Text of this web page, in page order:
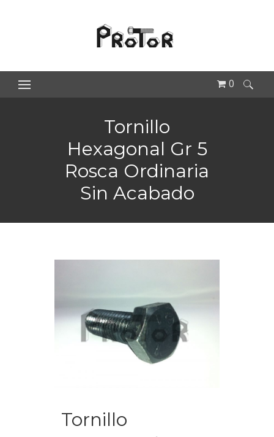
0
Tornillo
Hexagonal Gr 5
Rosca Ordinaria
Sin Acabado
Tornillo